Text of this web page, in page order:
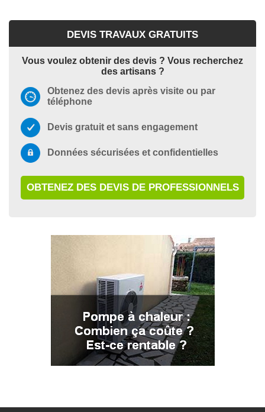
DEVIS TRAVAUX GRATUITS
Vous voulez obtenir des devis ? Vous recherchez
des artisans ?
Obtenez des devis après visite ou par
téléphone
Devis gratuit et sans engagement
Données sécurisées et confidentielles
OBTENEZ DES DEVIS DE PROFESSIONNELS